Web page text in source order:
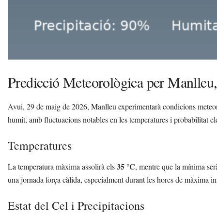
Predicció Meteorològica per
Avui, 29 de maig de 2026, Manlleu experimentarà condicions
humit, amb fluctuacions notables en les temperatures i probabilitat
Temperatures
La temperatura màxima assolirà els35 °C, mentre que la mínima
una jornada força càlida, especialment durant les hores de màxima
Estat del Cel i Precipitacions